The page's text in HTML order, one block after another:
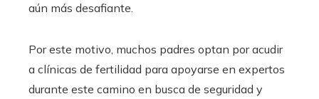
aún más desafiante.
Por este motivo, muchos padres optan por acudir
a clínicas de fertilidad para apoyarse en expertos
durante este camino en busca de seguridad y